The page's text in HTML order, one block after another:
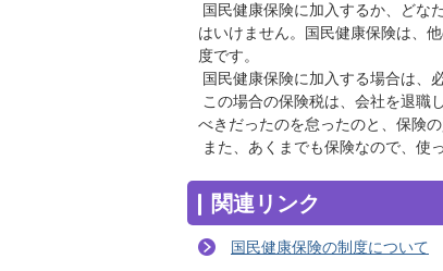
国民健康保険に加入するか、どな
はいけません。国民健康保険は、
度です。
国民健康保険に加入する場合は、
この場合の保険税は、会社を退職
べきだったのを怠ったのと、保険
また、あくまでも保険なので、使
関連リンク
国民健康保険の制度について